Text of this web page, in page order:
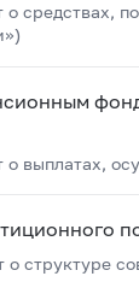
средствах,